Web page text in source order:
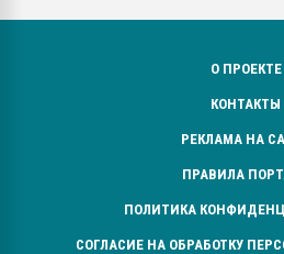
О ПРОЕКТЕ
КОНТАКТЫ
РЕКЛАМА НА
ПРАВИЛА
ПОЛИТИКА
СОГЛАСИЕ НА ОБРАБОТКУ